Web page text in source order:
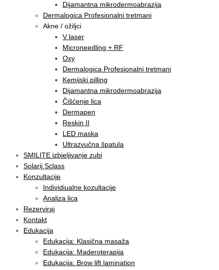
Dijamantna mikrodermoabrazija
Dermalogica Profesionalni tretmani
Akne / ožiljci
V laser
Microneedling + RF
Oxy
Dermalogica Profesionalni tretmani
Kemijski pilling
Dijamantna mikrodermoabrazija
Čišćenje lica
Dermapen
Reskin II
LED maska
Ultrazvučna špatula
SMILITE izbjeljivanje zubi
Solarij Sclass
Konzultacije
Individiualne kozultacije
Analiza lica
Rezerviraj
Kontakt
Edukacija
Edukacija: Klasična masaža
Edukacija: Maderoterapija
Edukacija: Brow lift lamination